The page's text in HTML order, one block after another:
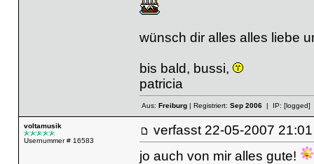
wünsch dir alles alles liebe
bis bald, bussi,
patricia
Aus: Freiburg| Registriert: Sep 2006| IP: [logged]
voltamusik
Usernummer # 16583
verfasst 22-05-2007
jo auch von mir alles gute!